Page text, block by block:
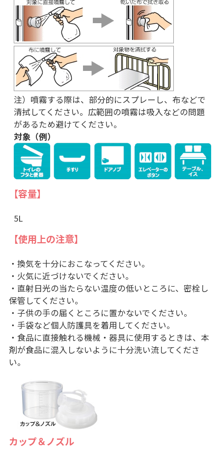
注）噴霧する際は、部分的にスプレーし、布などで
清拭してください。広範囲の噴霧は吸入などの問題
があるため避けてください。
対象（例）
【容量】
5L
【使用上の注意】
・換気を十分におこなってください。
・火気に近づけないでください。
・直射日光の当たらない温度の低いところに、密栓し
保管してください。
・子供の手の届くところに置かないでください。
・手袋など個人防護具を着用してください。
・食品に直接触れる機械・器具に使用するときは、本
剤が食品に混入しないように十分洗い流してくださ
い。
カップ＆ノズル